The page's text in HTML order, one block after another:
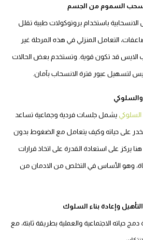
سحب السموم من الجسم
الانسحابية باستخدام بروتوكولات طبية تقلل
التعامل المنزلي في هذه المرحلة غير
الايس قد تكون قوية. وتستخدم بعض الحالات
لتسهيل عبور فترة الانسحاب بآمان.
السلوكي يشمل جلسات فردية وجماعية تساعد
على حياته وكيف يتعامل مع الضغوط بدون
يركز على استعادة القدرة على اتخاذ قرارات
وهو الأساس في التخلص من الادمان من
التأهيل وإعادة بناء السلوك
حياته الاجتماعية والعملية بطريقة ثابتة، مع